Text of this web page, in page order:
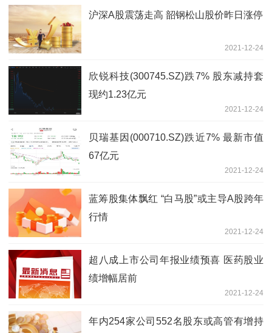
沪深A股震荡走高 韶钢松山股价昨日涨停
2021-12-24
欣锐科技(300745.SZ)跌7% 股东减持套
现约1.23亿元
2021-12-24
贝瑞基因(000710.SZ)跌近7% 最新市值
67亿元
2021-12-24
蓝筹股集体飘红 “白马股”或主导A股跨年
行情
2021-12-24
超八成上市公司年报业绩预喜 医药股业
绩增幅居前
2021-12-24
年内254家公司552名股东或高管有增持